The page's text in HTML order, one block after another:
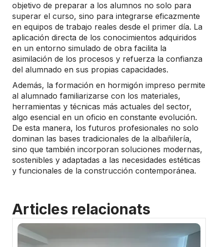
objetivo de preparar a los alumnos no solo para
superar el curso, sino para integrarse eficazmente
en equipos de trabajo reales desde el primer día. La
aplicación directa de los conocimientos adquiridos
en un entorno simulado de obra facilita la
asimilación de los procesos y refuerza la confianza
del alumnado en sus propias capacidades.
Además, la formación en hormigón impreso permite
al alumnado familiarizarse con los materiales,
herramientas y técnicas más actuales del sector,
algo esencial en un oficio en constante evolución.
De esta manera, los futuros profesionales no solo
dominan las bases tradicionales de la albañilería,
sino que también incorporan soluciones modernas,
sostenibles y adaptadas a las necesidades estéticas
y funcionales de la construcción contemporánea.
Articles relacionats